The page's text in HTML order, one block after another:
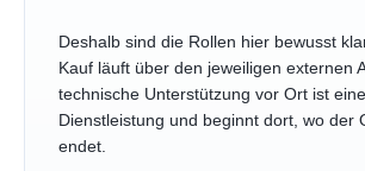
Deshalb sind die Rollen hier bewusst
Kauf läuft über den jeweiligen externen
technische Unterstützung vor Ort ist
Dienstleistung und beginnt dort, wo der
endet.